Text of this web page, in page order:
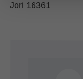
Jori 16361